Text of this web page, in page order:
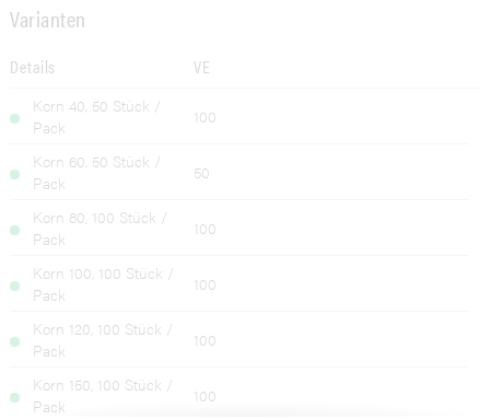
Varianten
Details VE
Korn 40, 50 Stück /
Pack
100
Korn 60, 50 Stück /
Pack
50
Korn 80, 100 Stück /
Pack
100
Korn 100, 100 Stück /
Pack
100
Korn 120, 100 Stück /
Pack
100
Korn 150, 100 Stück /
Pack
100